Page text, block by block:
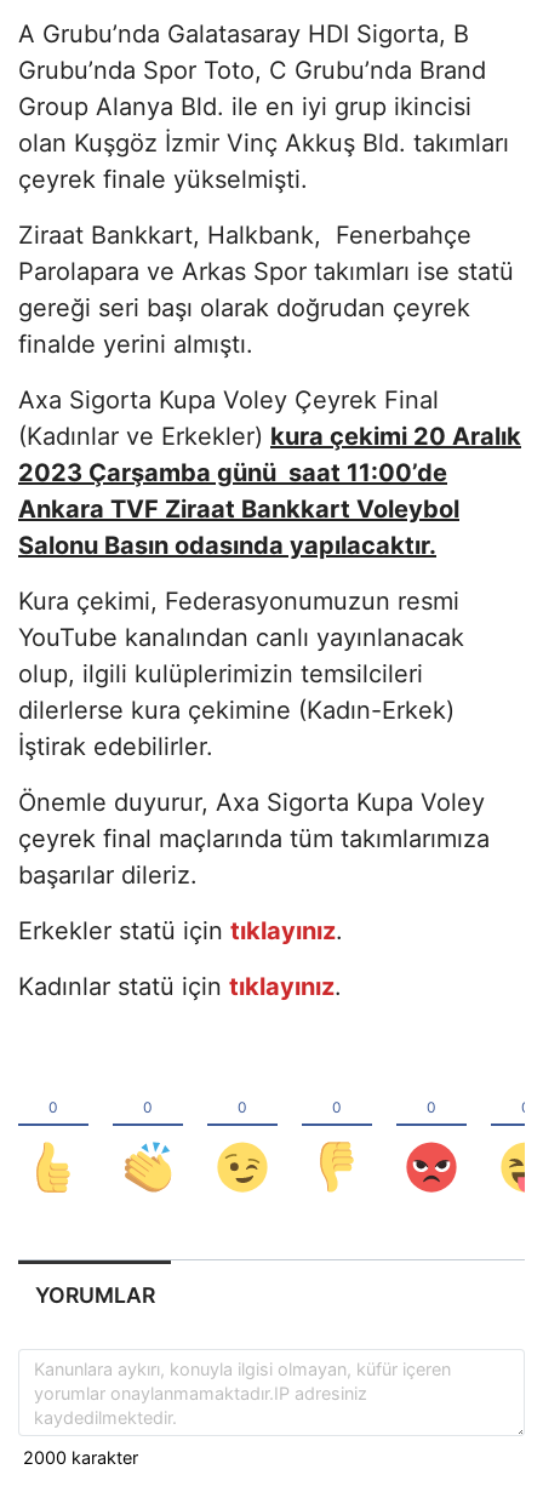
A Grubu’nda Galatasaray HDI Sigorta, B
Grubu’nda Spor Toto, C Grubu’nda Brand
Group Alanya Bld. ile en iyi grup ikincisi
olan Kuşgöz İzmir Vinç Akkuş Bld. takımları
çeyrek finale yükselmişti.
Ziraat Bankkart, Halkbank, Fenerbahçe
Parolapara ve Arkas Spor takımları ise statü
gereği seri başı olarak doğrudan çeyrek
finalde yerini almıştı.
Axa Sigorta Kupa Voley Çeyrek Final
(Kadınlar ve Erkekler) kura çekimi 20 Aralık
2023 Çarşamba günü saat 11:00’de
Ankara TVF Ziraat Bankkart Voleybol
Salonu Basın odasında yapılacaktır.
Kura çekimi, Federasyonumuzun resmi
YouTube kanalından canlı yayınlanacak
olup, ilgili kulüplerimizin temsilcileri
dilerlerse kura çekimine (Kadın-Erkek)
İştirak edebilirler.
Önemle duyurur, Axa Sigorta Kupa Voley
çeyrek final maçlarında tüm takımlarımıza
başarılar dileriz.
Erkekler statü için tıklayınız.
Kadınlar statü için tıklayınız.
YORUMLAR